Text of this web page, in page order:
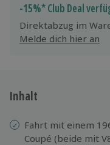
Jeder Gutschein für
Maximale Sicherheit
10 Jahre gültig &
-15%* Club Deal
Direktabzug im
Melde dich hier an
Inhalt
Fahrt mit einem
Coupé (beide mit